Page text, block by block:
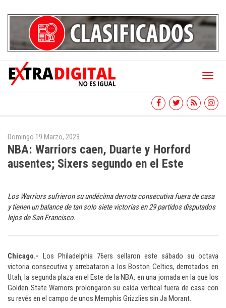
Toggle
Domingo 19 Marzo, 2023
NBA: Warriors caen, Duarte y Horford
ausentes; Sixers segundo en el Este
Los Warriors sufrieron su undécima derrota consecutiva fuera de casa
y tienen un balance de tan solo siete victorias en 29 partidos disputados
lejos de San Francisco.
Chicago.- Los Philadelphia 76ers sellaron este sábado su octava
victoria consecutiva y arrebataron a los Boston Celtics, derrotados en
Utah, la segunda plaza en el Este de la NBA, en una jornada en la que los
Golden State Warriors prolongaron su caída vertical fuera de casa con
su revés en el campo de unos Memphis Grizzlies sin Ja Morant.